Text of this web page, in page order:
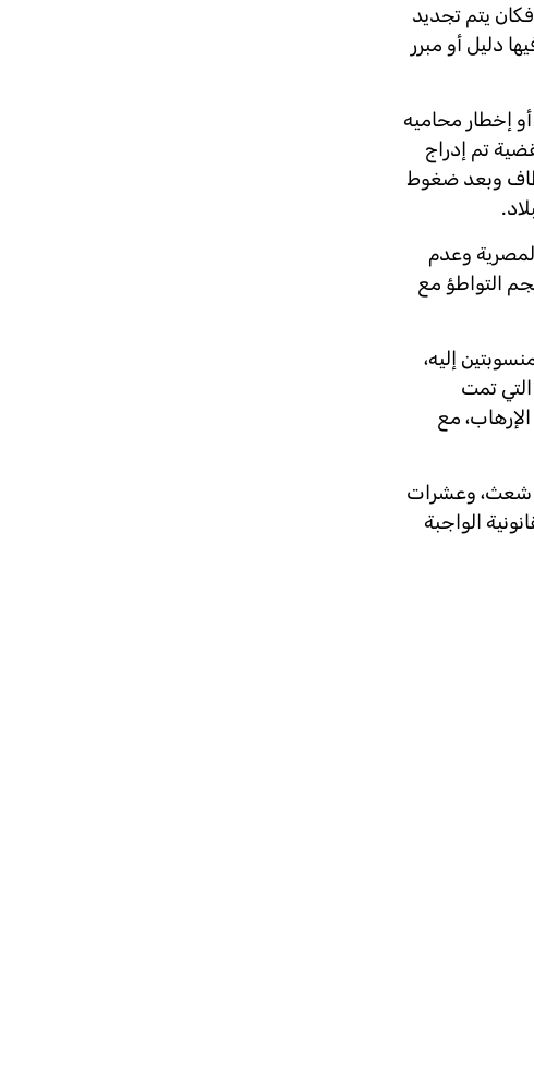
فكان يتم تجديد
دليل أو مبرر
إضافته لقضية أخرى (517/2020)، دون إخطاره أو إخطار محاميه
تم إدراج
وبعد ضغوط
وعدم
التواطؤ مع
إليه،
تمت
مع
شعث، وعشرات
الواجبة